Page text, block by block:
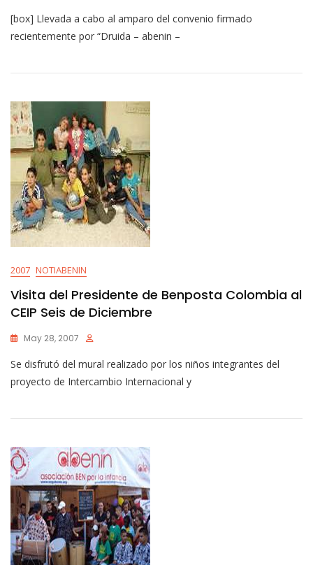
[box] Llevada a cabo al amparo del convenio firmado
recientemente por “Druida – abenin –
2007 NOTIABENIN
Visita del Presidente de Benposta Colombia al
CEIP Seis de Diciembre
May 28, 2007
Se disfrutó del mural realizado por los niños integrantes del
proyecto de Intercambio Internacional y